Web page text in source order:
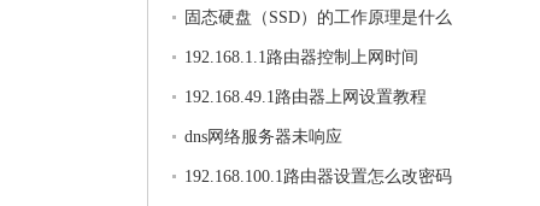
固态硬盘（SSD）的工作原理是什么
192.168.1.1路由器控制上网时间
192.168.49.1路由器上网设置教程
dns网络服务器未响应
192.168.100.1路由器设置怎么改密码